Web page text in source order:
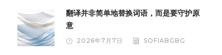
翻译并非简单地替换词语，而是要守护原
意
2026年7月7日 SOFIABGBG